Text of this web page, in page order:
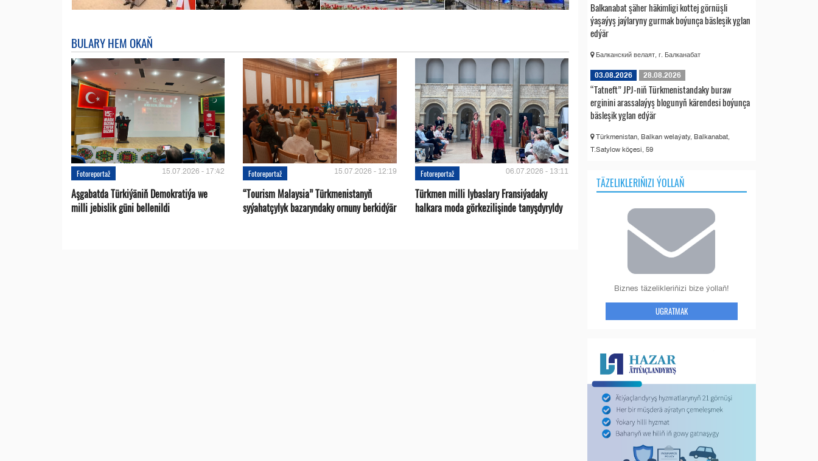
BULARY HEM OKAŇ
Fotoreportaž 15.07.2026 - 17:42
Aşgabatda Türkiýäniň Demokratiýa we
milli jebislik güni bellenildi
Fotoreportaž 15.07.2026 - 12:19
“Tourism Malaysia” Türkmenistanyň
syýahatçylyk bazaryndaky ornuny berkidýär
Fotoreportaž 06.07.2026 - 13:11
Türkmen milli lybaslary Fransiýadaky
halkara moda görkezilişinde tanyşdyryldy
Balkanabat şäher häkimligi kottej görnüşli
ýaşaýyş jaýlaryny gurmak boýunça bäsleşik yglan
edýär
Балканский велаят, г. Балканабат
03.08.2026 28.08.2026
“Tatneft” JPJ-niň Türkmenistandaky buraw
erginini arassalaýyş blogunyň kärendesi boýunça
bäsleşik yglan edýär
Türkmenistan, Balkan welaýaty, Balkanabat,
T.Satylow köçesi, 59
TÄZELIKLERIŇIZI ÝOLLAŇ
Biznes täzelikleriňizi bize ýollaň!
UGRATMAK